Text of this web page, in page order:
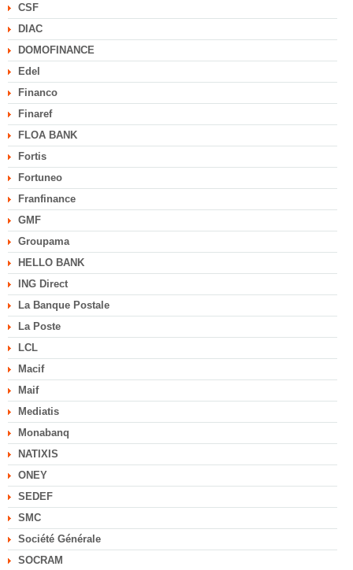
CSF
DIAC
DOMOFINANCE
Edel
Financo
Finaref
FLOA BANK
Fortis
Fortuneo
Franfinance
GMF
Groupama
HELLO BANK
ING Direct
La Banque Postale
La Poste
LCL
Macif
Maif
Mediatis
Monabanq
NATIXIS
ONEY
SEDEF
SMC
Société Générale
SOCRAM